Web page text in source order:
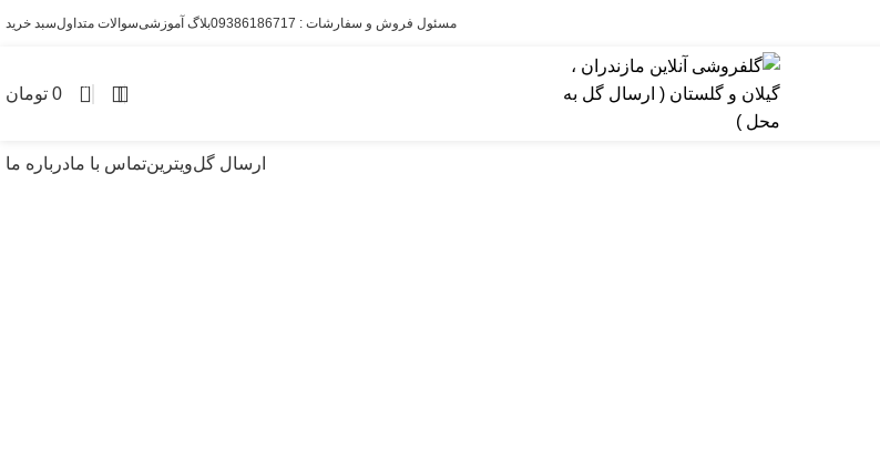
مسئول فروش و سفارشات : 09386186717 بلاگ آموزشیسوالات متداولسبد خرید
0
0 تومان
ارسال گلویترینتماس با مادرباره ما